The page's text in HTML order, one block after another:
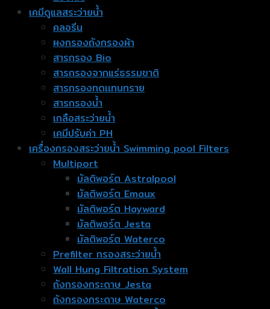
เคมีดูแลสระว่ายน้ำ
คลอรีน
ผงกรองถังกรองผ้า
สารกรอง Bio
สารกรองจากแร่ธรรมชาติ
สารกรองทดเเทนทราย
สารกรองน้ำ
เกลือสระว่ายน้ำ
เคมีปรับค่า PH
เครื่องกรองสระว่ายน้ำ Swimming pool Filters
Multiport
มัลติพอร์ต Astralpool
มัลติพอร์ต Emaux
มัลติพอร์ต Hayward
มัลติพอร์ต Jesta
มัลติพอร์ต Waterco
Prefilter กรองสระว่ายน้ำ
Wall Hung Filtration System
ถังกรองกระดาษ Jesta
ถังกรองกระดาษ Waterco